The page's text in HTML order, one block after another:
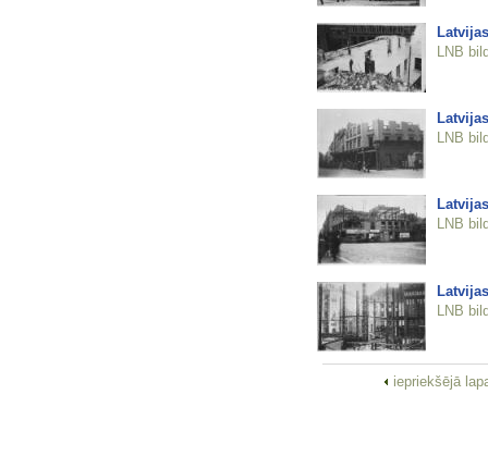
LNB
LNB
LNB
LNB
iepriekšējā